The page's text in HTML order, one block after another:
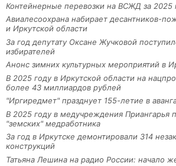
Контейнерные перевозки на ВСЖД за 2025
Авиалесоохрана набирает десантников-
и Иркутской области
За год депутату Оксане Жучковой
избирателей
Анонс зимних культурных мероприятий в
В 2025 году в Иркутской области на
более 43 миллиардов рублей
"Иргиредмет" празднует 155-летие в
В 2025 году в медучреждения Приангарья
"земских" медработника
За год в Иркутске демонтировали 314
конструкций
Татьяна Лешина на радио России: начало